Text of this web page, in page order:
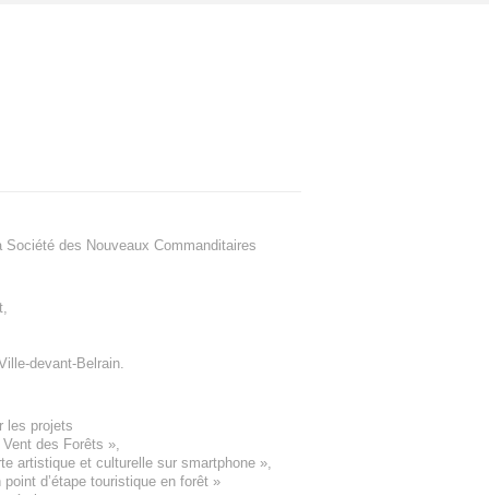
Société des Nouveaux Commanditaires
,
devant-Belrain.
les projets
des Forêts »,
artistique et culturelle sur smartphone »,
point d’étape touristique en forêt »